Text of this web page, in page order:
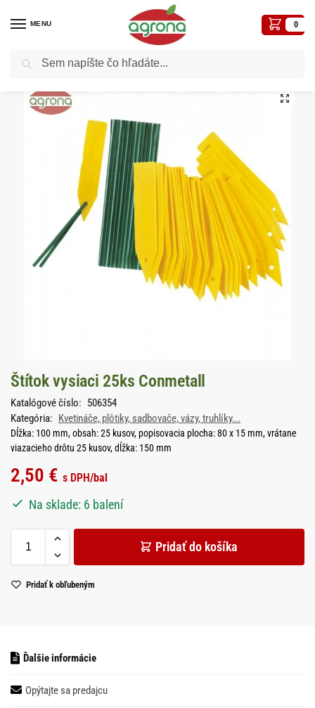
MENU 0
Domov Kvetináče, plôtiky, sadbovače, vázy, truhlíky...
Štítok vysiaci 25ks Conmetall
Katalógové číslo: 506354
Kategória: Kvetináče, plôtiky, sadbovače, vázy, truhlíky...
Dĺžka: 100 mm, obsah: 25 kusov, popisovacia plocha: 80 x 15 mm, vrátane
viazacieho drôtu 25 kusov, dĺžka: 150 mm
2,50 € s DPH/bal
Na sklade: 6 balení
Pridať do košíka
Pridať k obľubeným
Ďalšie informácie
Opýtajte sa predajcu